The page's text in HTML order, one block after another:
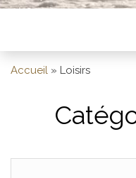
Accueil » Loisirs